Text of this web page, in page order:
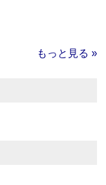
もっと見る »